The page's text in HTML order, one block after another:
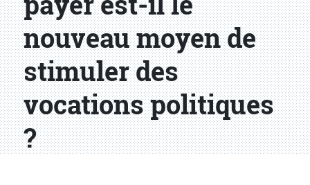
nouveau moyen de
stimuler des
vocations politiques
?